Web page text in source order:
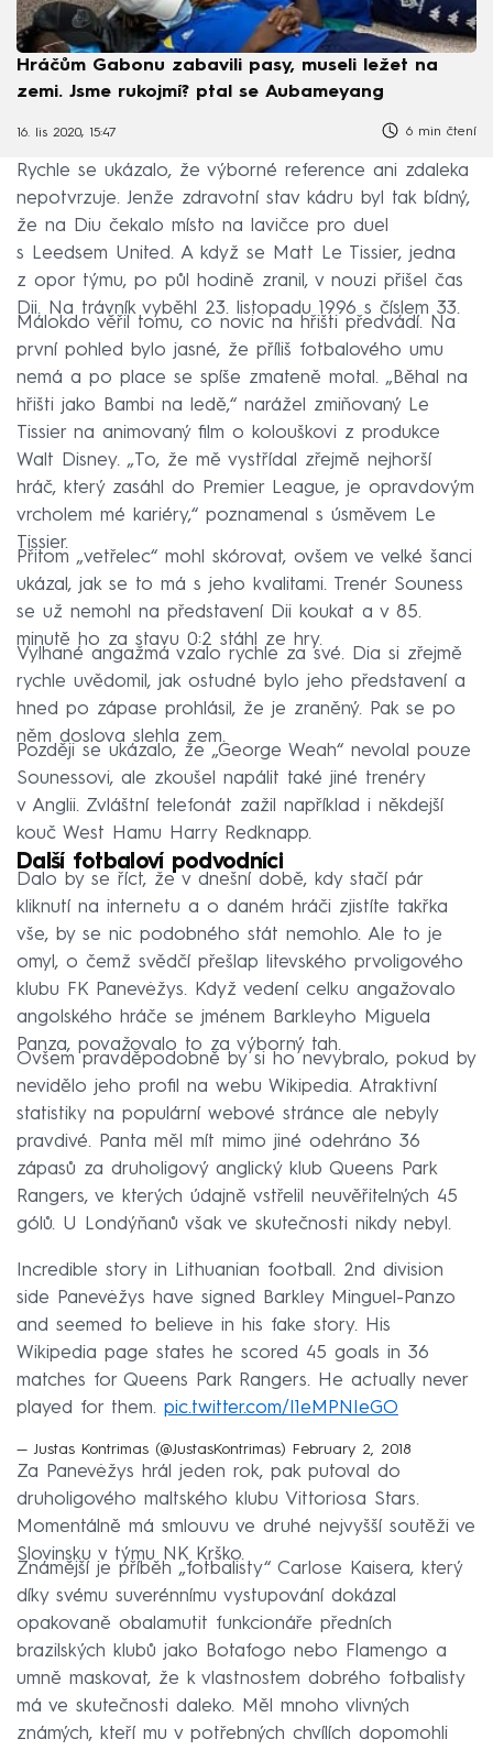
Hráčům Gabonu zabavili pasy, museli ležet na
zemi. Jsme rukojmí? ptal se Aubameyang
16. lis 2020, 15:47 6 min čtení
Rychle se ukázalo, že výborné reference ani zdaleka
nepotvrzuje. Jenže zdravotní stav kádru byl tak bídný,
že na Diu čekalo místo na lavičce pro duel
s Leedsem United. A když se Matt Le Tissier, jedna
z opor týmu, po půl hodině zranil, v nouzi přišel čas
Dii. Na trávník vyběhl 23. listopadu 1996 s číslem 33.
Málokdo věřil tomu, co novic na hřišti předvádí. Na
první pohled bylo jasné, že příliš fotbalového umu
nemá a po place se spíše zmateně motal. „Běhal na
hřišti jako Bambi na ledě,“ narážel zmiňovaný Le
Tissier na animovaný film o kolouškovi z produkce
Walt Disney. „To, že mě vystřídal zřejmě nejhorší
hráč, který zasáhl do Premier League, je opravdovým
vrcholem mé kariéry,“ poznamenal s úsměvem Le
Tissier.
Přitom „vetřelec“ mohl skórovat, ovšem ve velké šanci
ukázal, jak se to má s jeho kvalitami. Trenér Souness
se už nemohl na představení Dii koukat a v 85.
minutě ho za stavu 0:2 stáhl ze hry.
Vylhané angažmá vzalo rychle za své. Dia si zřejmě
rychle uvědomil, jak ostudné bylo jeho představení a
hned po zápase prohlásil, že je zraněný. Pak se po
něm doslova slehla zem.
Později se ukázalo, že „George Weah“ nevolal pouze
Sounessovi, ale zkoušel napálit také jiné trenéry
v Anglii. Zvláštní telefonát zažil například i někdejší
kouč West Hamu Harry Redknapp.
Další fotbaloví podvodníci
Dalo by se říct, že v dnešní době, kdy stačí pár
kliknutí na internetu a o daném hráči zjistíte takřka
vše, by se nic podobného stát nemohlo. Ale to je
omyl, o čemž svědčí přešlap litevského prvoligového
klubu FK Panevėžys. Když vedení celku angažovalo
angolského hráče se jménem Barkleyho Miguela
Panza, považovalo to za výborný tah.
Ovšem pravděpodobně by si ho nevybralo, pokud by
nevidělo jeho profil na webu Wikipedia. Atraktivní
statistiky na populární webové stránce ale nebyly
pravdivé. Panta měl mít mimo jiné odehráno 36
zápasů za druholigový anglický klub Queens Park
Rangers, ve kterých údajně vstřelil neuvěřitelných 45
gólů. U Londýňanů však ve skutečnosti nikdy nebyl.
Incredible story in Lithuanian football. 2nd division
side Panevėžys have signed Barkley Minguel-Panzo
and seemed to believe in his fake story. His
Wikipedia page states he scored 45 goals in 36
matches for Queens Park Rangers. He actually never
played for them. pic.twitter.com/I1eMPNIeGO
— Justas Kontrimas (@JustasKontrimas) February 2, 2018
Za Panevėžys hrál jeden rok, pak putoval do
druholigového maltského klubu Vittoriosa Stars.
Momentálně má smlouvu ve druhé nejvyšší soutěži ve
Slovinsku v týmu NK Krško.
Známější je příběh „fotbalisty“ Carlose Kaisera, který
díky svému suverénnímu vystupování dokázal
opakovaně obalamutit funkcionáře předních
brazilských klubů jako Botafogo nebo Flamengo a
umně maskovat, že k vlastnostem dobrého fotbalisty
má ve skutečnosti daleko. Měl mnoho vlivných
známých, kteří mu v potřebných chvílích dopomohli